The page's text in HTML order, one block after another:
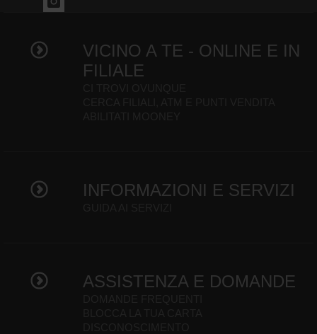
VICINO A TE - ONLINE E IN
FILIALE
INFORMAZIONI E SERVIZI
ASSISTENZA E DOMANDE